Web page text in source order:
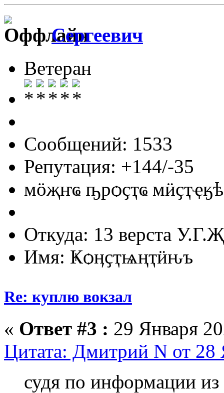
Сергеевич
Ветеран
Сообщений: 1533
Репутация: +144/-35
мӧҗҥҩ ҧрѻҫҭҩ
Откуда: 13 верста
Имя: Ҝѻӊҫҭѩңҭӥԋъ
Re: куплю вокзал
« Ответ #3 : 29 Января
Цитата: Дмитрий N от 28
судя по информации из